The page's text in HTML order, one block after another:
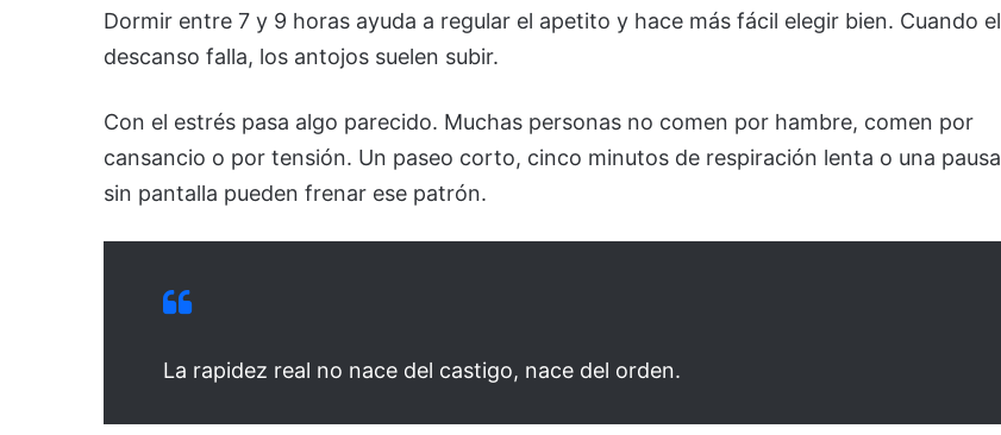
Dormir entre 7 y 9 horas ayuda a regular el apetito y hace más fácil elegir bien. Cuando el
descanso falla, los antojos suelen subir.
Con el estrés pasa algo parecido. Muchas personas no comen por hambre, comen por
cansancio o por tensión. Un paseo corto, cinco minutos de respiración lenta o una pausa
sin pantalla pueden frenar ese patrón.
La rapidez real no nace del castigo, nace del orden.